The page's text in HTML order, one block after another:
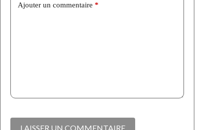
Ajouter un commentaire *
LAISSER UN COMMENTAIRE